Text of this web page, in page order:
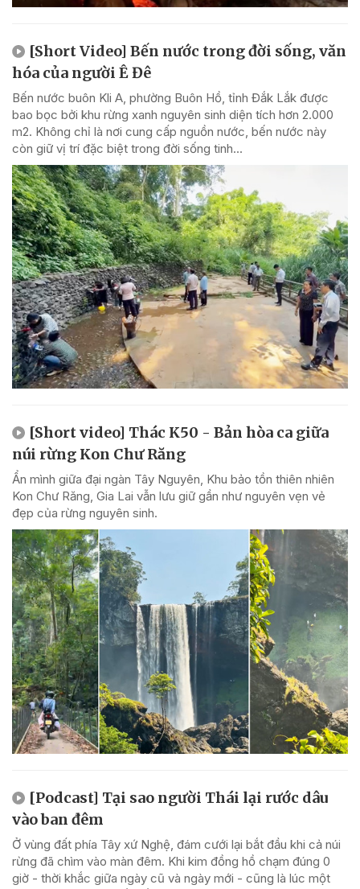
[Short Video] Bến nước trong đời sống, văn
hóa của người Ê Đê
Bến nước buôn Kli A, phường Buôn Hồ, tỉnh Đắk Lắk được
bao bọc bởi khu rừng xanh nguyên sinh diện tích hơn 2.000
m2. Không chỉ là nơi cung cấp nguồn nước, bến nước này
còn giữ vị trí đặc biệt trong đời sống tinh...
[Short video] Thác K50 - Bản hòa ca giữa
núi rừng Kon Chư Răng
Ẩn mình giữa đại ngàn Tây Nguyên, Khu bảo tồn thiên nhiên
Kon Chư Răng, Gia Lai vẫn lưu giữ gần như nguyên vẹn vẻ
đẹp của rừng nguyên sinh.
[Podcast] Tại sao người Thái lại rước dâu
vào ban đêm
Ở vùng đất phía Tây xứ Nghệ, đám cưới lại bắt đầu khi cả núi
rừng đã chìm vào màn đêm. Khi kim đồng hồ chạm đúng 0
giờ - thời khắc giữa ngày cũ và ngày mới - cũng là lúc một